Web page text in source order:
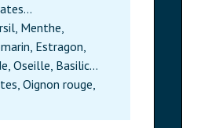
Menthe,
Estragon,
Oseille, Basilic…
Oignon rouge,